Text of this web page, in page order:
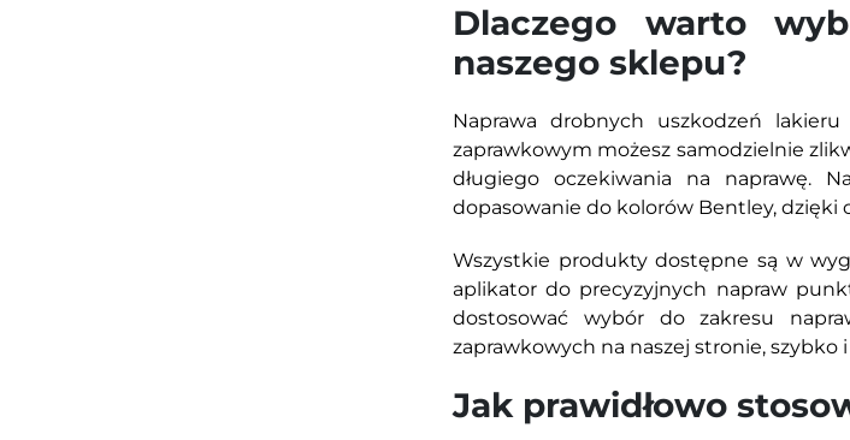
Dlaczego warto
naszego sklepu?
Naprawa drobnych uszkodzeń
zaprawkowym możesz samodzielnie
długiego oczekiwania na naprawę.
dopasowanie do kolorów Bentley, dzięki
Wszystkie produkty dostępne są w
aplikator do precyzyjnych napraw
dostosować wybór do zakresu
zaprawkowych na naszej stronie,
Jak prawidłowo